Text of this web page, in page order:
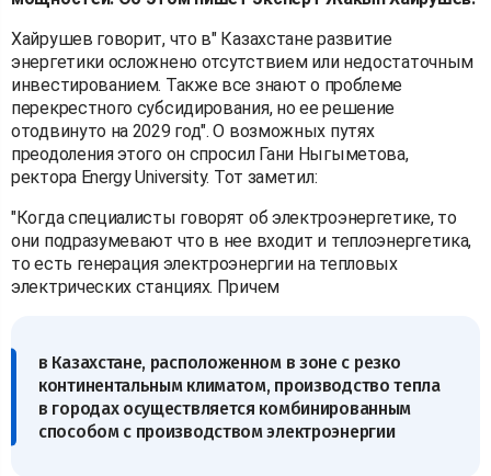
Хайрушев говорит, что в" Казахстане развитие
энергетики осложнено отсутствием или недостаточным
инвестированием. Также все знают о проблеме
перекрестного субсидирования, но ее решение
отодвинуто на 2029 год". О возможных путях
преодоления этого он спросил Гани Ныгыметова,
ректора Energy University. Тот заметил:
"Когда специалисты говорят об электроэнергетике, то
они подразумевают что в нее входит и теплоэнергетика,
то есть генерация электроэнергии на тепловых
электрических станциях. Причем
в Казахстане, расположенном в зоне с резко
континентальным климатом, производство тепла
в городах осуществляется комбинированным
способом с производством электроэнергии